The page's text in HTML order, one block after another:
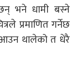
भने धामी बस्ने
प्रमाणित गर्नेछ
आउन थालेको त धेरै